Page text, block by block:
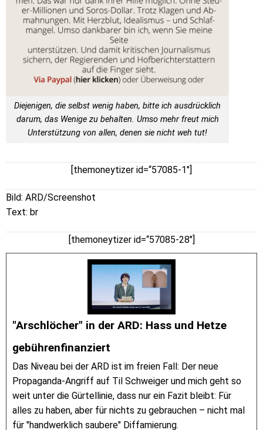
Diejenigen, die selbst wenig haben, bitte ich ausdrücklich
darum, das Wenige zu behalten. Umso mehr freut mich
Unterstützung von allen, denen sie nicht weh tut!
[themoneytizer id=“57085-1″]
Bild: ARD/Screenshot
Text: br
[themoneytizer id=“57085-28″]
"Arschlöcher" in der ARD: Hass und Hetze
gebührenfinanziert
Das Niveau bei der ARD ist im freien Fall: Der neue
Propaganda-Angriff auf Til Schweiger und mich geht so
weit unter die Gürtellinie, dass nur ein Fazit bleibt: Für
alles zu haben, aber für nichts zu gebrauchen – nicht mal
für "handwerklich saubere" Diffamierung.